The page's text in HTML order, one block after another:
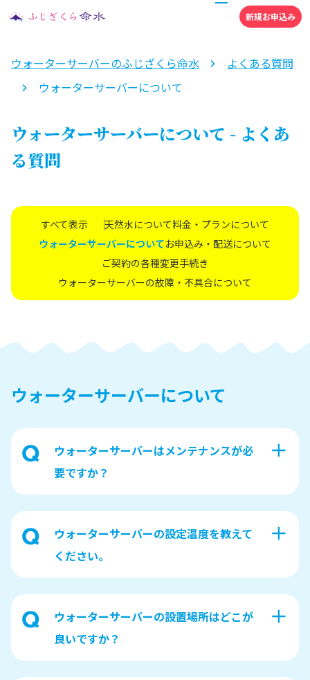
新規お申込み
ウォーターサーバーのふじざくら命水
よくある質問
ウォーターサーバーについて
ウォーターサーバーについて - よくあ
る質問
すべて表示 天然水について料金・プランについて
ウォーターサーバーについてお申込み・配送について
ご契約の各種変更手続き
ウォーターサーバーの故障・不具合について
ウォーターサーバーについて
ウォーターサーバーはメンテナンスが必
要ですか？
ウォーターサーバーの設定温度を教えて
ください。
ウォーターサーバーの設置場所はどこが
良いですか？